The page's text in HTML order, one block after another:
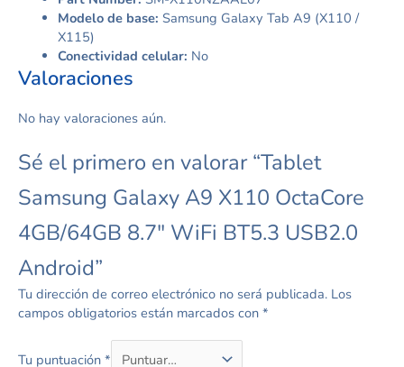
Modelo de base: Samsung Galaxy Tab A9 (X110 /
X115)
Conectividad celular: No
Valoraciones
No hay valoraciones aún.
Sé el primero en valorar “Tablet
Samsung Galaxy A9 X110 OctaCore
4GB/64GB 8.7″ WiFi BT5.3 USB2.0
Android”
Tu dirección de correo electrónico no será publicada. Los
campos obligatorios están marcados con *
Tu puntuación *